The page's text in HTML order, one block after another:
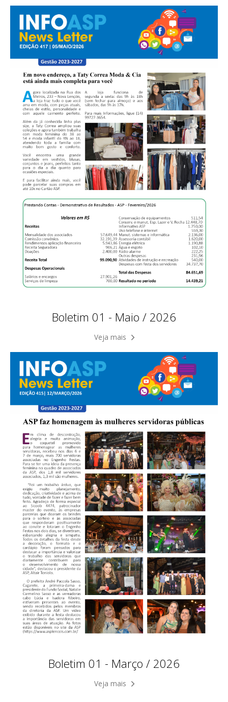
Boletim 01 - Maio / 2026
Veja mais
Boletim 01 - Março / 2026
Veja mais